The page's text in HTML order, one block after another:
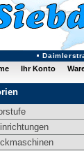
Ihr Konto